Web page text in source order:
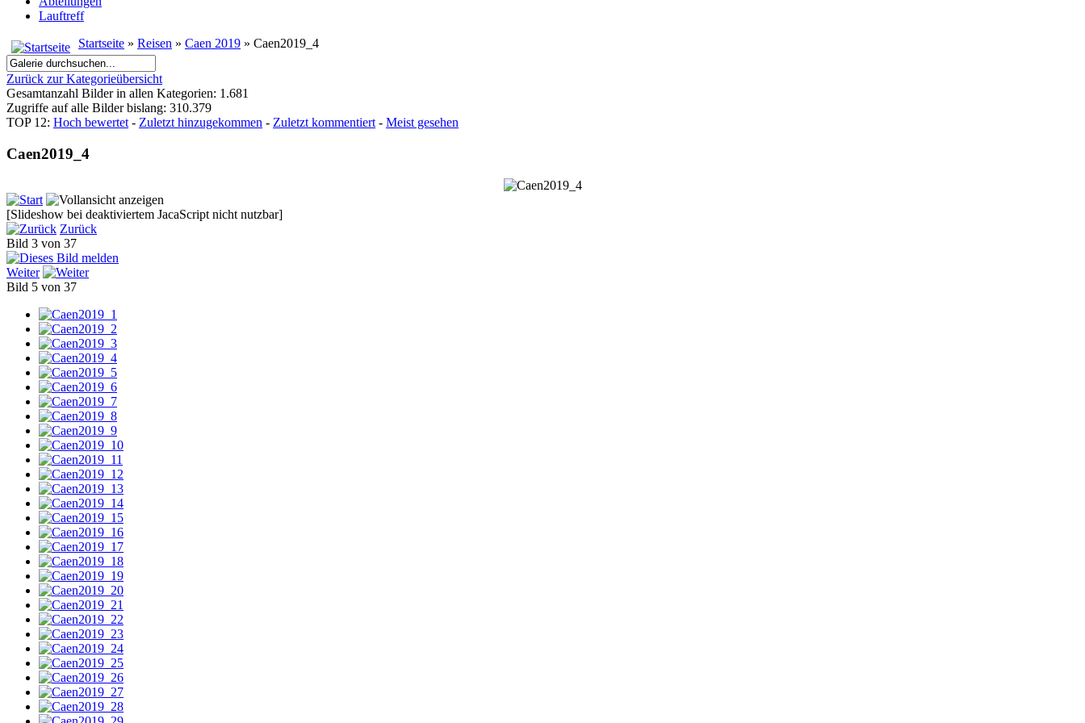
Lauftreff
Startseite » Reisen » Caen 2019 » Caen2019_4
Zurück zur Kategorieübersicht
Gesamtanzahl Bilder in allen Kategorien: 1.681
Zugriffe auf alle Bilder bislang: 310.379
TOP 12: Hoch bewertet- Zuletzt hinzugekommen - Zuletzt kommentiert- Meist gesehen
Caen2019_4
[Slideshow bei deaktiviertem JacaScript nicht nutzbar]
Zurück
Bild 3 von 37
Weiter
Bild 5 von 37